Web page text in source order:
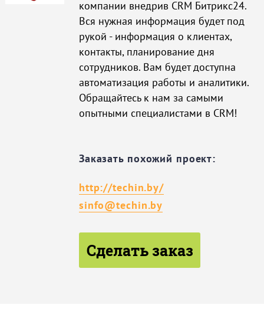
компании внедрив CRM Битрикс24.
Вся нужная информация будет под
рукой - информация о клиентах,
контакты, планирование дня
сотрудников. Вам будет доступна
автоматизация работы и аналитики.
Обращайтесь к нам за самыми
опытными специалистами в CRM!
Заказать похожий проект:
http://techin.by/
sinfo@techin.by
Сделать заказ